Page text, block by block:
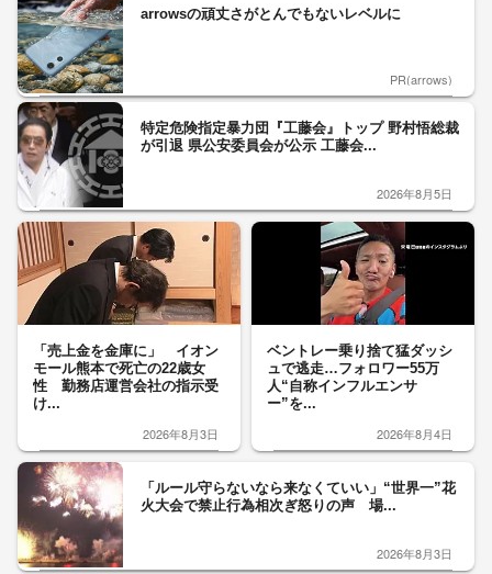
arrowsの頑丈さがとんでもないレベルに
PR(arrows)
特定危険指定暴力団『工藤会』トップ 野村悟総裁
が引退 県公安委員会が公示 工藤会...
2026年8月5日
「売上金を金庫に」 イオン
モール熊本で死亡の22歳女
性 勤務店運営会社の指示受
け...
2026年8月3日
ベントレー乗り捨て猛ダッシ
ュで逃走…フォロワー55万
人“自称インフルエンサ
ー”を...
2026年8月4日
「ルール守らないなら来なくていい」“世界一”花
火大会で禁止行為相次ぎ怒りの声 場...
2026年8月3日